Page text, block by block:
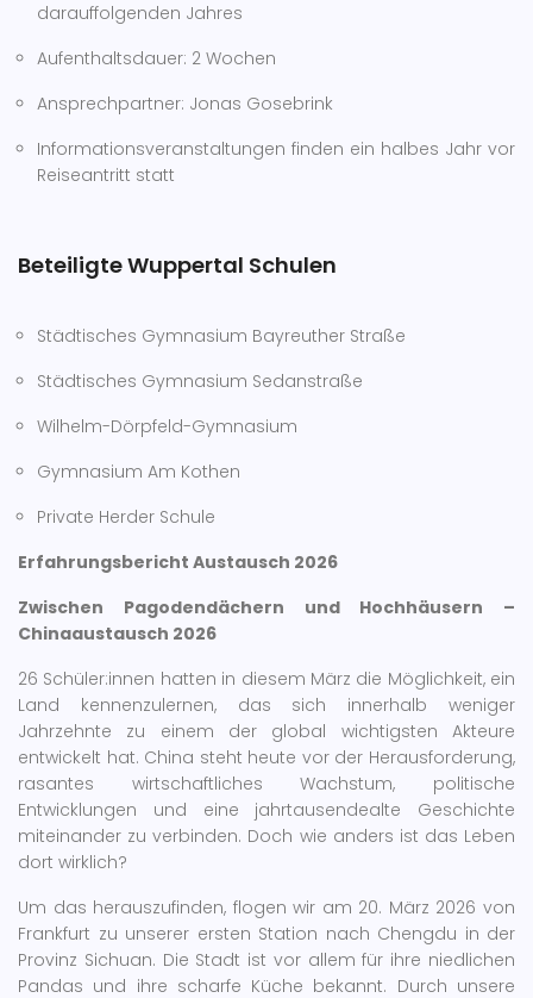
darauffolgenden Jahres
Aufenthaltsdauer: 2 Wochen
Ansprechpartner: Jonas Gosebrink
Informationsveranstaltungen finden ein halbes Jahr vor
Reiseantritt statt
Beteiligte Wuppertal Schulen
Städtisches Gymnasium Bayreuther Straße
Städtisches Gymnasium Sedanstraße
Wilhelm-Dörpfeld-Gymnasium
Gymnasium Am Kothen
Private Herder Schule
Erfahrungsbericht Austausch 2026
Zwischen Pagodendächern und Hochhäusern –
Chinaaustausch 2026
26 Schüler:innen hatten in diesem März die Möglichkeit, ein
Land kennenzulernen, das sich innerhalb weniger
Jahrzehnte zu einem der global wichtigsten Akteure
entwickelt hat. China steht heute vor der Herausforderung,
rasantes wirtschaftliches Wachstum, politische
Entwicklungen und eine jahrtausendealte Geschichte
miteinander zu verbinden. Doch wie anders ist das Leben
dort wirklich?
Um das herauszufinden, flogen wir am 20. März 2026 von
Frankfurt zu unserer ersten Station nach Chengdu in der
Provinz Sichuan. Die Stadt ist vor allem für ihre niedlichen
Pandas und ihre scharfe Küche bekannt. Durch unsere